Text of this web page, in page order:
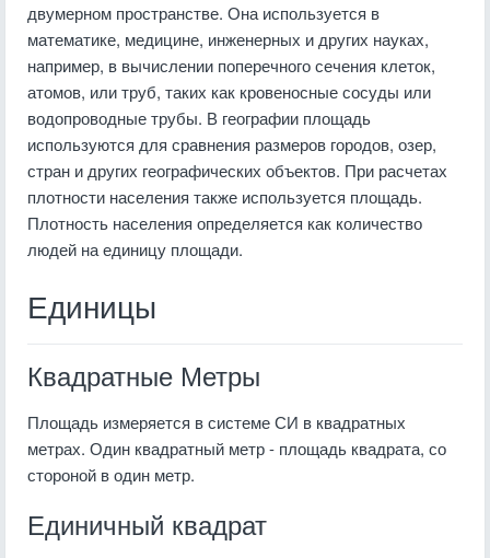
двумерном пространстве. Она используется в
математике, медицине, инженерных и других науках,
например, в вычислении поперечного сечения клеток,
атомов, или труб, таких как кровеносные сосуды или
водопроводные трубы. В географии площадь
используются для сравнения размеров городов, озер,
стран и других географических объектов. При расчетах
плотности населения также используется площадь.
Плотность населения определяется как количество
людей на единицу площади.
Единицы
Квадратные Метры
Площадь измеряется в системе СИ в квадратных
метрах. Один квадратный метр - площадь квадрата, со
стороной в один метр.
Единичный квадрат